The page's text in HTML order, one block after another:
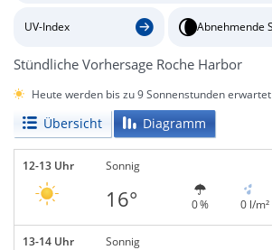
UV-Index Abnehmende
Stündliche Vorhersage Roche Harbor
Heute werden bis zu 9 Sonnenstunden erwartet
Übersicht Diagramm
12-13 Uhr Sonnig
16° 0 % 0 l/m²
13-14 Uhr Sonnig